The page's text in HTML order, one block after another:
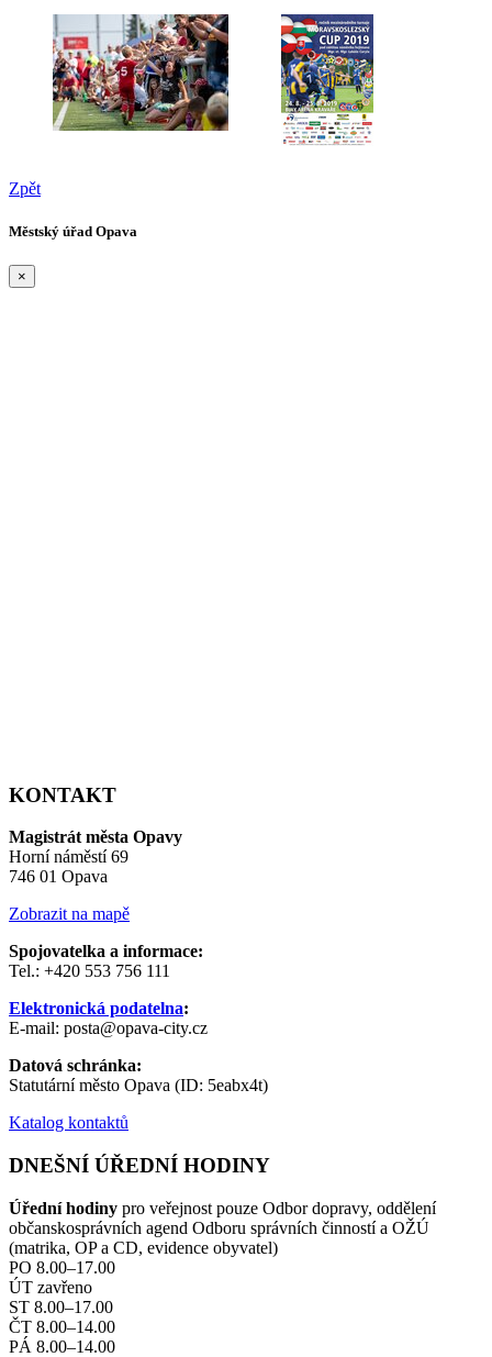
Zpět
Městský úřad Opava
×
KONTAKT
Magistrát města Opavy
Horní náměstí 69
746 01 Opava
Zobrazit na mapě
Spojovatelka a informace:
Tel.: +420 553 756 111
Elektronická podatelna:
E-mail: posta@opava-city.cz
Datová schránka:
Statutární město Opava (ID: 5eabx4t)
Katalog kontaktů
DNEŠNÍ ÚŘEDNÍ HODINY
Úřední hodiny pro veřejnost pouze Odbor dopravy, oddělení
občanskosprávních agend Odboru správních činností a OŽÚ
(matrika, OP a CD, evidence obyvatel)
PO 8.00–17.00
ÚT zavřeno
ST 8.00–17.00
ČT 8.00–14.00
PÁ 8.00–14.00